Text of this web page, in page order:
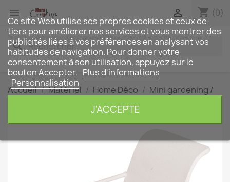
 shopping_cart (0)

search
Accueil Matériel Home Déco
Mini gardening /
Ce site Web utilise ses propres cookies et ceux de
tiers pour améliorer nos services et vous montrer des
publicités liées à vos préférences en analysant vos
habitudes de navigation. Pour donner votre
consentement à son utilisation, appuyez sur le
bouton Accepter. Plus d'informations
Personnalisation
J'ACCEPTE